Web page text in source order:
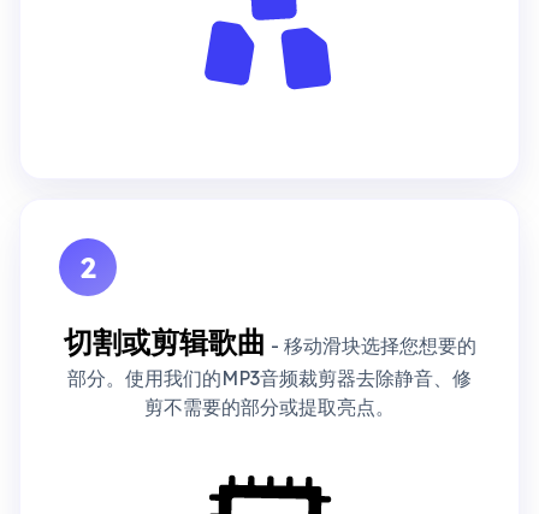
2
切割或剪辑歌曲 - 移动滑块选择您想要的
部分。使用我们的MP3音频裁剪器去除静音、修
剪不需要的部分或提取亮点。